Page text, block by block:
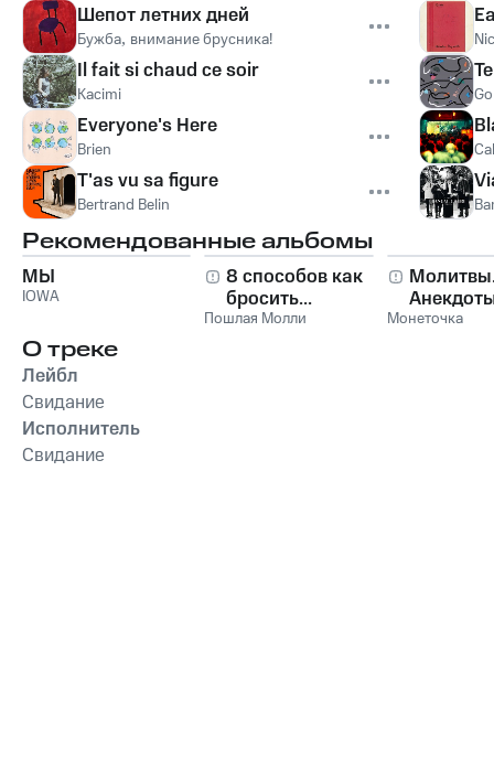
Шепот летних дней
Бужба, внимание брусника!
Il fait si chaud ce soir
Kacimi
Everyone's Here
Brien
T'as vu sa figure
Bertrand Belin
Рекомендованные альбомы
МЫ
IOWA
8 способов как
бросить...
Пошлая Молли Монеточка
О треке
Лейбл
Свидание
Исполнитель
Свидание